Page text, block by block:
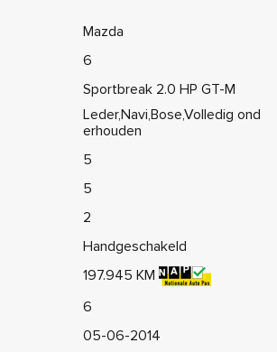
Mazda
6
Sportbreak 2.0 HP GT-M
Leder,Navi,Bose,Volledig ond
erhouden
5
5
2
Handgeschakeld
197.945 KM
6
05-06-2014